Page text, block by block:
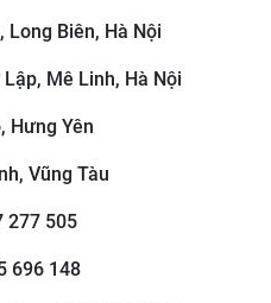
Long Biên, Hà Nội
Mê Linh, Hà Nội
Hưng Yên
Vũng Tàu
277 505
696 148